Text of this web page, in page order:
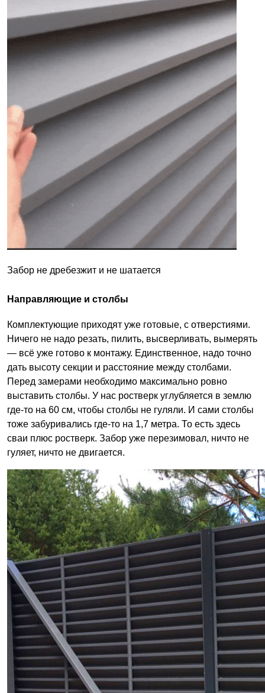
Забор не дребезжит и не шатается
Направляющие и столбы
Комплектующие приходят уже готовые, с отверстиями.
Ничего не надо резать, пилить, высверливать, вымерять
— всё уже готово к монтажу. Единственное, надо точно
дать высоту секции и расстояние между столбами.
Перед замерами необходимо максимально ровно
выставить столбы. У нас ростверк углубляется в землю
где-то на 60 см, чтобы столбы не гуляли. И сами столбы
тоже забуривались где-то на 1,7 метра. То есть здесь
сваи плюс ростверк. Забор уже перезимовал, ничто не
гуляет, ничто не двигается.